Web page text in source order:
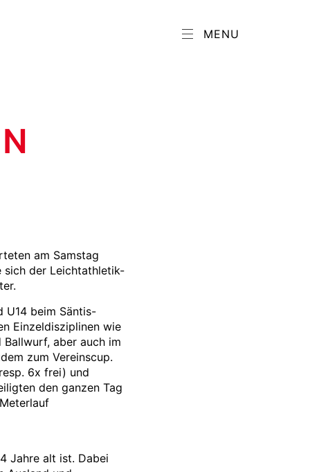
MENU
am Samstag
sich der Leichtathletik-
U14 beim Säntis-
Einzeldisziplinen wie
aber auch im
zum Vereinscup.
6x frei) und
den ganzen Tag
Jahre alt ist. Dabei